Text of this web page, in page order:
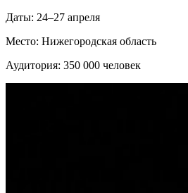
Даты: 24–27 апреля
Место: Нижегородская область
Аудитория: 350 000 человек